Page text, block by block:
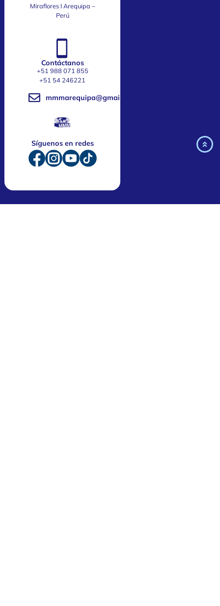
Miraflores I Arequipa –
Perú
Contáctanos
+51 988 071 855
‎+51 54 246221
mmmarequipa@gmail.com
Síguenos en redes